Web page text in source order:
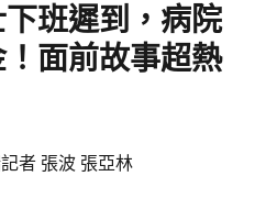
班遲到，病院
面前故事超熱
者 張波 張亞林